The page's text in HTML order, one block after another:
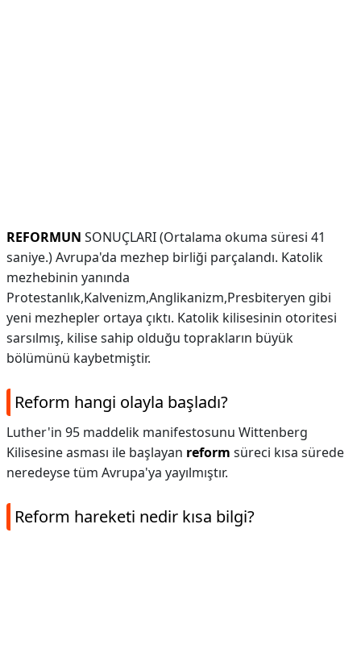
REFORMUN SONUÇLARI (Ortalama okuma süresi 41
saniye.) Avrupa'da mezhep birliği parçalandı. Katolik
mezhebinin yanında
Protestanlık,Kalvenizm,Anglikanizm,Presbiteryen gibi
yeni mezhepler ortaya çıktı. Katolik kilisesinin otoritesi
sarsılmış, kilise sahip olduğu toprakların büyük
bölümünü kaybetmiştir.
Reform hangi olayla başladı?
Luther'in 95 maddelik manifestosunu Wittenberg
Kilisesine asması ile başlayan reform süreci kısa sürede
neredeyse tüm Avrupa'ya yayılmıştır.
Reform hareketi nedir kısa bilgi?